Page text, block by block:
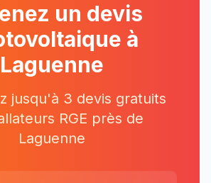
un devis
à
Laguenne
jusqu'à 3 devis gratuits
RGE près de
Laguenne